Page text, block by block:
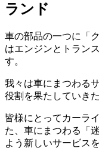
ランド
車の部品の一つに「
はエンジンとトラン
す。
我々は車にまつわる
役割を果たしていき
皆様にとってカーラ
た、車にまつわる「
よう新しいサービス